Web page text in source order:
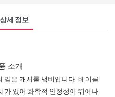
세 정보
소개
깊은 캐서롤 냄비입니다. 베이클
가 있어 화학적 안정성이 뛰어나